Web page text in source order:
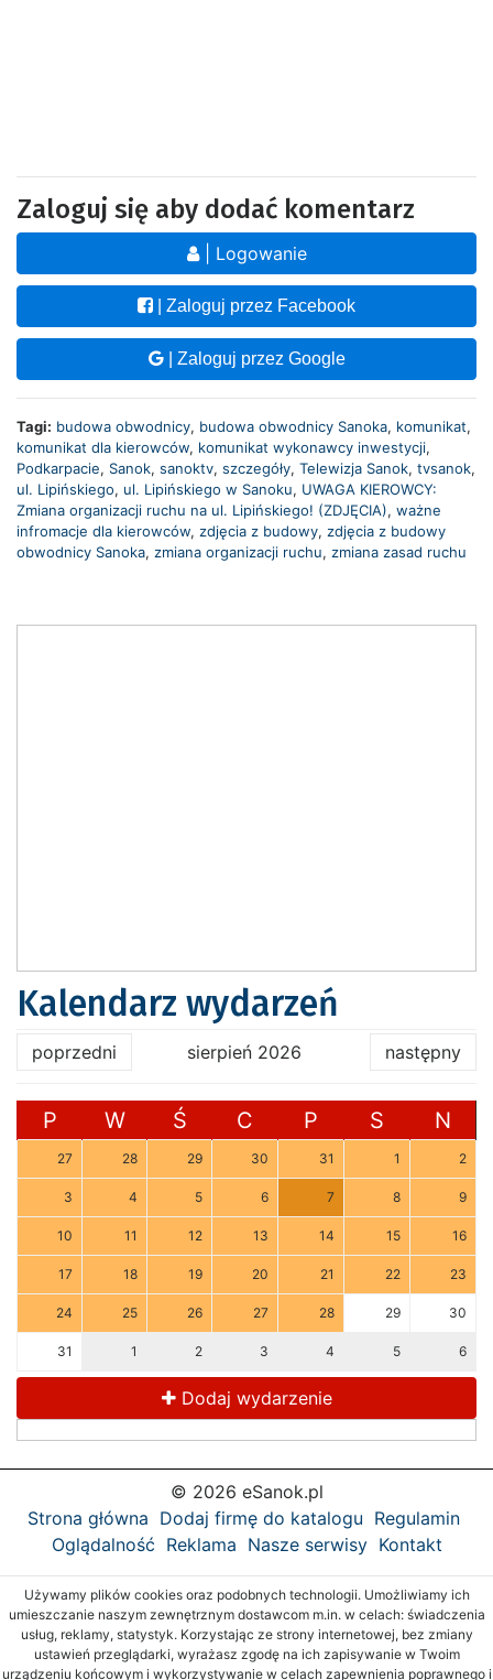
Zaloguj się aby dodać komentarz
| Logowanie
| Zaloguj przez Facebook
| Zaloguj przez Google
Tagi: budowa obwodnicy, budowa obwodnicy Sanoka, komunikat,
komunikat dla kierowców, komunikat wykonawcy inwestycji,
Podkarpacie, Sanok, sanoktv, szczegóły, Telewizja Sanok, tvsanok,
ul. Lipińskiego, ul. Lipińskiego w Sanoku, UWAGA KIEROWCY:
Zmiana organizacji ruchu na ul. Lipińskiego! (ZDJĘCIA), ważne
infromacje dla kierowców, zdjęcia z budowy, zdjęcia z budowy
obwodnicy Sanoka, zmiana organizacji ruchu, zmiana zasad ruchu
Kalendarz wydarzeń
poprzedni sierpień 2026 następny
P W Ś C P S N
27 28 29 30 31 1 2
3 4 5 6 7 8 9
10 11 12 13 14 15 16
17 18 19 20 21 22 23
24 25 26 27 28 29 30
31 1 2 3 4 5 6
Dodaj wydarzenie
© 2026 eSanok.pl
Strona główna Dodaj firmę do katalogu Regulamin
Oglądalność Reklama Nasze serwisy Kontakt
Używamy plików cookies oraz podobnych technologii. Umożliwiamy ich
umieszczanie naszym zewnętrznym dostawcom m.in. w celach: świadczenia
usług, reklamy, statystyk. Korzystając ze strony internetowej, bez zmiany
ustawień przeglądarki, wyrażasz zgodę na ich zapisywanie w Twoim
urządzeniu końcowym i wykorzystywanie w celach zapewnienia poprawnego i